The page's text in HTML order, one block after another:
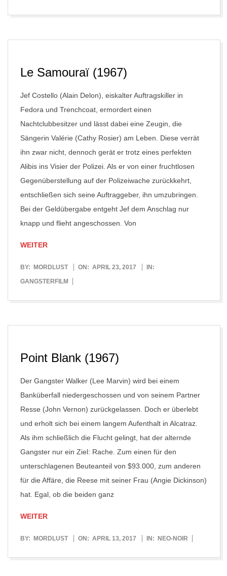
Le Samouraï (1967)
Jef Costello (Alain Delon), eiskalter Auftragskiller in
Fedora und Trenchcoat, ermordert einen
Nachtclubbesitzer und lässt dabei eine Zeugin, die
Sängerin Valérie (Cathy Rosier) am Leben. Diese verrät
ihn zwar nicht, dennoch gerät er trotz eines perfekten
Alibis ins Visier der Polizei. Als er von einer fruchtlosen
Gegenüberstellung auf der Polizeiwache zurückkehrt,
entschließen sich seine Auftraggeber, ihn umzubringen.
Bei der Geldübergabe entgeht Jef dem Anschlag nur
knapp und flieht angeschossen. Von
WEITER
2017-
04-
BY: MORDLUST ON: APRIL 23, 2017
IN:
GANGSTERFILM
Point Blank (1967)
Der Gangster Walker (Lee Marvin) wird bei einem
Banküberfall niedergeschossen und von seinem Partner
Resse (John Vernon) zurückgelassen. Doch er überlebt
und erholt sich bei einem langem Aufenthalt in Alcatraz.
Als ihm schließlich die Flucht gelingt, hat der alternde
Gangster nur ein Ziel: Rache. Zum einen für den
unterschlagenen Beuteanteil von $93.000, zum anderen
für die Affäre, die Reese mit seiner Frau (Angie Dickinson)
hat. Egal, ob die beiden ganz
WEITER
2017-
BY: MORDLUST ON: APRIL 13, 2017 IN: NEO-NOIR